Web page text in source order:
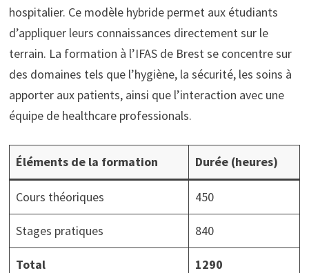
hospitalier. Ce modèle hybride permet aux étudiants
d’appliquer leurs connaissances directement sur le
terrain. La formation à l’IFAS de Brest se concentre sur
des domaines tels que l’hygiène, la sécurité, les soins à
apporter aux patients, ainsi que l’interaction avec une
équipe de healthcare professionals.
Éléments de la formation Durée (heures)
Cours théoriques 450
Stages pratiques 840
Total 1290